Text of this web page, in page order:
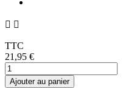
 
TTC
21,95 €
Ajouter au panier